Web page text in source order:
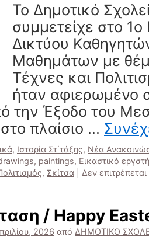
Το Δημοτικό
συμμετείχε στο
Δικτύου
Μαθημάτων με
Τέχνες και
ήταν αφιερωμένο
την Έξοδο του
πλαίσιο …
, Ιστορία Στ΄τάξης, Νέα
, paintings, Εικαστικό
, Σκίτσα Δεν
/ Happy
2026 από ΔΗΜΟΤΙΚΟ